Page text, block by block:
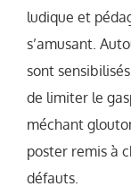
ludique et
s’amusant.
sont
de limiter le
méchant
poster remis à
défauts.